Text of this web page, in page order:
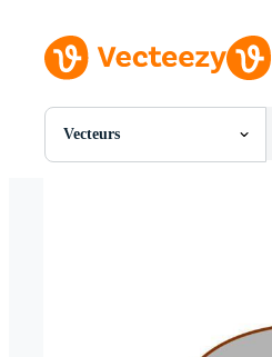
Vecteurs
Toutes Images